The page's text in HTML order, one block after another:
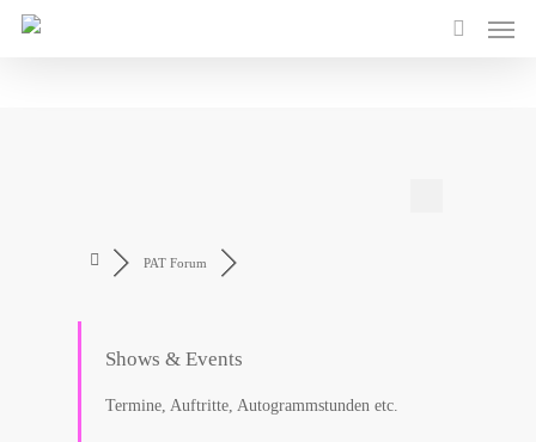
PAT Forum
Shows & Events
Termine, Auftritte, Autogrammstunden etc.